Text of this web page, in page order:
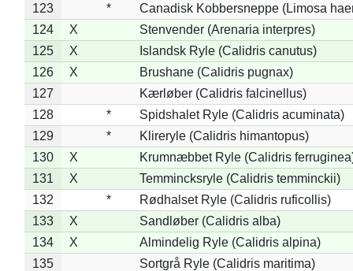
123
*
Canadisk Kobbersneppe (Limosa
124
X
Stenvender (Arenaria interpres)
125
X
Islandsk Ryle (Calidris canutus)
126
X
Brushane (Calidris pugnax)
127
Kærløber (Calidris falcinellus)
128
*
Spidshalet Ryle (Calidris acuminata)
129
*
Klireryle (Calidris himantopus)
130
X
Krumnæbbet Ryle (Calidris
131
X
Temmincksryle (Calidris temminckii)
132
*
Rødhalset Ryle (Calidris ruficollis)
133
X
Sandløber (Calidris alba)
134
X
Almindelig Ryle (Calidris alpina)
135
Sortgrå Ryle (Calidris maritima)